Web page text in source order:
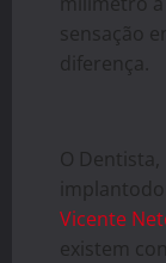
sensação
diferença.
O Dentista,
Vicente
existem